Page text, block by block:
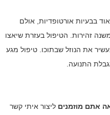
בבעיות אורטופדיות, אולם
זהירות. הטיפול בעזרת שיאצו
את הנוזל שבתוכו. טיפול מגע
התנועה.
אתם מוזמנים ליצור איתי קשר